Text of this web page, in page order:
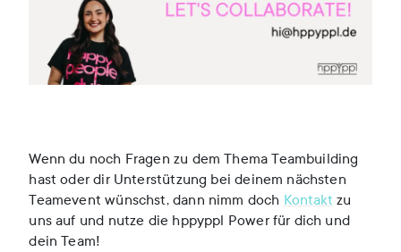
Wenn du noch Fragen zu dem Thema Teambuilding
hast oder dir Unterstützung bei deinem nächsten
Teamevent wünschst, dann nimm doch Kontakt zu
uns auf und nutze die hppyppl Power für dich und
dein Team!